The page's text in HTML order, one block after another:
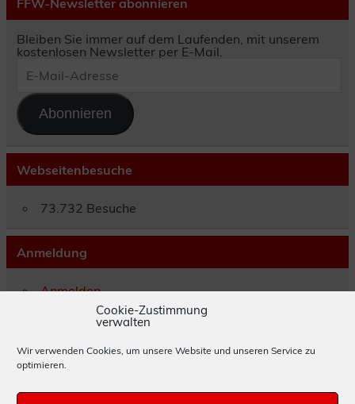
Cookie-Zustimmung
verwalten
Wir verwenden Cookies, um unsere Website und unseren Service zu
optimieren.
FFW-Newsletter abonnieren
Bleiben Sie immer auf dem Laufenden, mit unserem
kostenlosen Newsletter per E-Mail.
Mail-
Abonnieren
Webseitenbesuche
73.732 Besuche
Anmeldung
Anmelden
Eintrags-Feed
Kommentar-Feed
WordPress.org
Impressum